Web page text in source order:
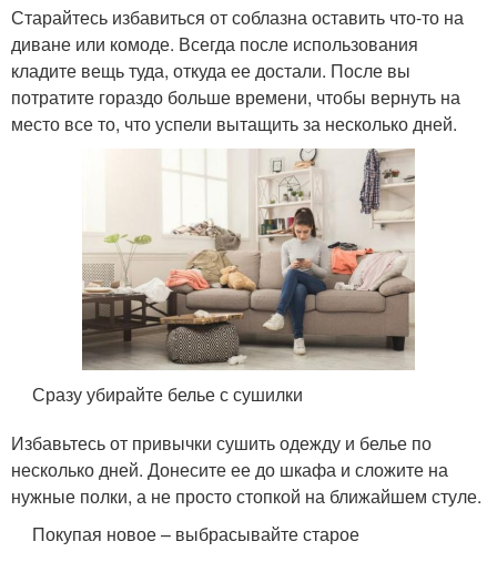
Старайтесь избавиться от соблазна оставить что-то на
диване или комоде. Всегда после использования
кладите вещь туда, откуда ее достали. После вы
потратите гораздо больше времени, чтобы вернуть на
место все то, что успели вытащить за несколько дней.
Сразу убирайте белье с сушилки
Избавьтесь от привычки сушить одежду и белье по
несколько дней. Донесите ее до шкафа и сложите на
нужные полки, а не просто стопкой на ближайшем стуле.
Покупая новое – выбрасывайте старое